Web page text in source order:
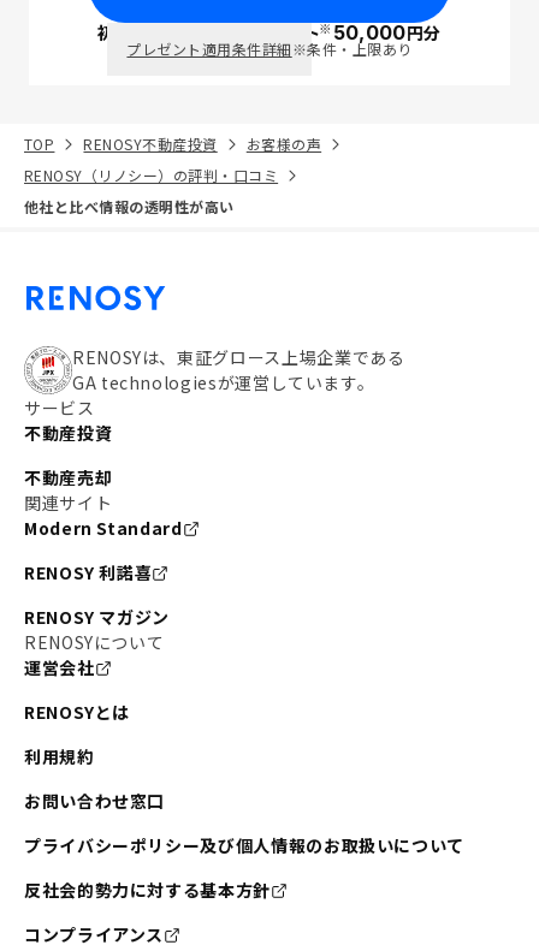
初回面談で ポイント※50,000円分
プレゼント適用条件詳細※条件・上限あり
TOP RENOSY不動産投資
お客様の声
RENOSY（リノシー）の評判・口コミ
他社と比べ情報の透明性が高い
RENOSYは、東証グロース上場企業である
GA technologiesが運営しています。
サービス
不動産投資
不動産売却
関連サイト
Modern Standard
RENOSY 利諾喜
RENOSY マガジン
RENOSYについて
運営会社
RENOSYとは
利用規約
お問い合わせ窓口
プライバシーポリシー及び個人情報のお取扱いについて
反社会的勢力に対する基本方針
コンプライアンス